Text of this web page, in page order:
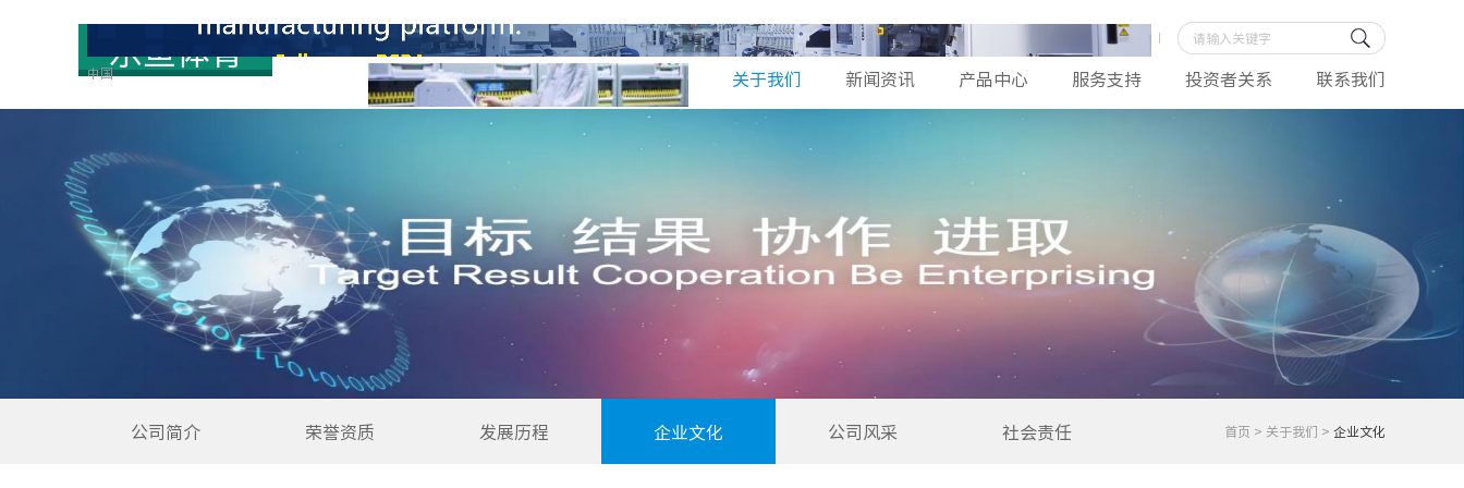
中国 关于我们 新闻资讯 产品中心 服务支持 投资者关系 联系我们
公司简介 荣誉资质 发展历程 企业文化 公司风采 社会责任 首页 > 关于我们 > 企业文化